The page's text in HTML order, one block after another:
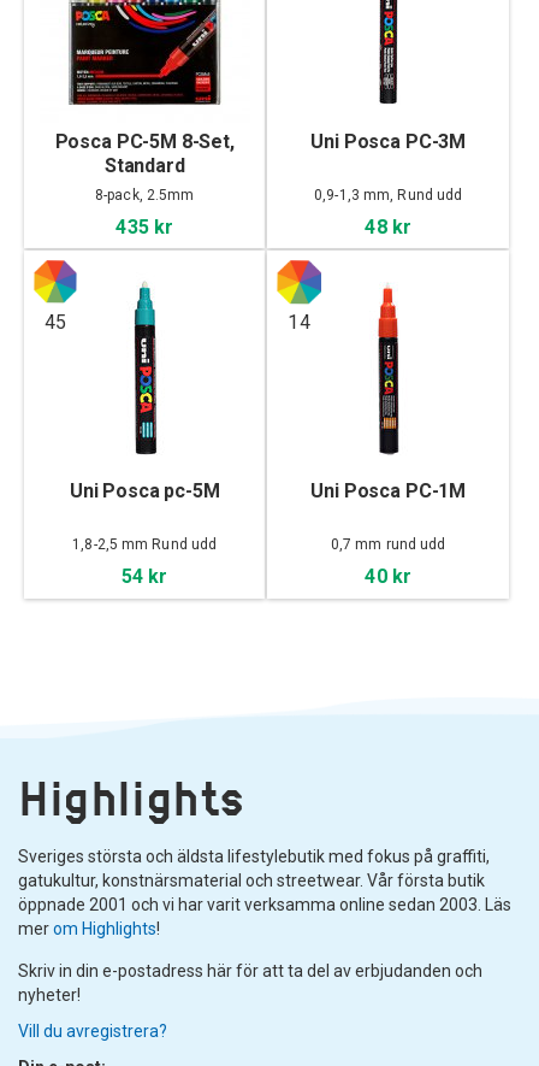
Posca PC-5M 8-Set,
Standard
8-pack, 2.5mm
435 kr
Uni Posca PC-3M
0,9-1,3 mm, Rund udd
48 kr
45
Uni Posca pc-5M
1,8-2,5 mm Rund udd
54 kr
14
Uni Posca PC-1M
0,7 mm rund udd
40 kr
Highlights
Sveriges största och äldsta lifestylebutik med fokus på graffiti,
gatukultur, konstnärsmaterial och streetwear. Vår första butik
öppnade 2001 och vi har varit verksamma online sedan 2003. Läs
merom Highlights!
Skriv in din e-postadress här för att ta del av erbjudanden och
nyheter!
Vill du avregistrera?